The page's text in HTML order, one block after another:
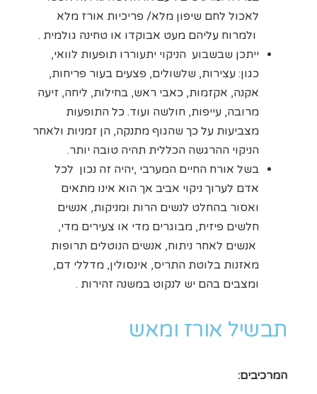
לאכול לחם שיפון מלא/ פריכיות אורז מלא
ולמרוח עליהם מעט אבוקדו או טחינה גולמית .
ייתכן שבשבוע הניקוי יתעוררו תופעות לוואי,
כגון: עצירות, שלשולים, פצעים בעור פריחות,
אקנה, אקזמות, כאבי ראש, בחילות, ליחה, זיעה
מרובה, עייפות, חולשה ועוד. כל התופעות
מצביעות על כך שהגוף מתנקה, הן זמניות ולאחר
הניקוי ההרגשה הכללית תהיה טובה יותר.
בשל אורח החיים המערבי ,יהיה זה נכון לכל
אדם לערוך ניקוי אביב אך הוא אינו מתאים
ואסור בהחלט לנשים הרות ומניקות, אנשים
חלשים פיזית, מבוגרים מדי או צעירים מדי,
אנשים לאחר ניתוח, אנשים הנוטלים תרופות
מאזנות בלוטת התריס, אינסולין, מדללי דם,
ומצבים בהם יש לנקוט במשנה זהירות .
תבשיל אורז ומאש
המרכיבים: